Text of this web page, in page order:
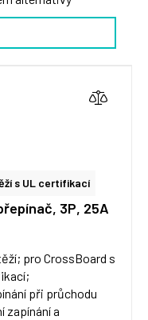
s UL certifikací
3P, 25A
pro CrossBoard s
při průchodu
zapínání a